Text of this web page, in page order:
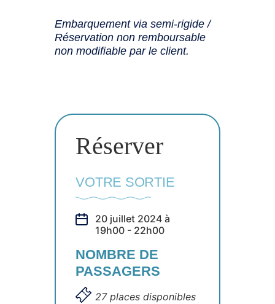
Embarquement via semi-rigide /
Réservation non remboursable
non modifiable par le client.
Réserver
VOTRE SORTIE
20 juillet 2024 à
19h00 - 22h00
NOMBRE DE
PASSAGERS
27 places disponibles